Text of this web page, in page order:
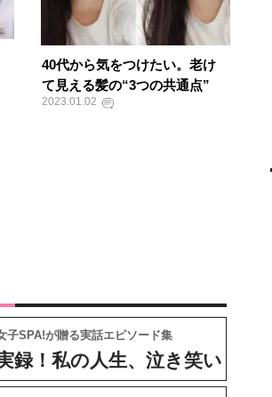
40代から気をつけたい。老け
て見える髪の“3つの共通点”
2023.01.02
子SPA!が贈る実話エピソード集
録！私の人生、泣き笑い